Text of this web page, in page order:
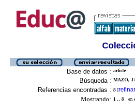
Base de datos : article
Búsqueda : MAZO,
Referencias encontradas : 8 [refinar
Mostrando: 1 .. 8 en